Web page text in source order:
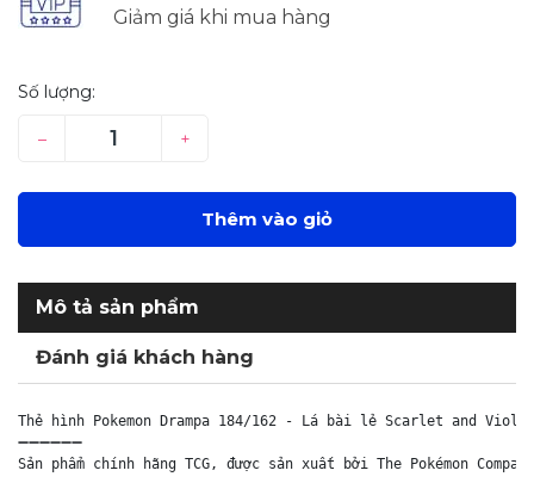
Giảm giá khi mua hàng
Số lượng:
– +
Thêm vào giỏ
Mô tả sản phẩm
Đánh giá khách hàng
Thẻ hình Pokemon Drampa 184/162 - Lá bài lẻ Scarlet and
➖➖➖➖➖➖
Sản phẩm chính hãng TCG, được sản xuất bởi The Pokémon